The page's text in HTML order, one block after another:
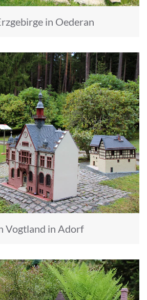
in Oederan
Vogtland in Adorf